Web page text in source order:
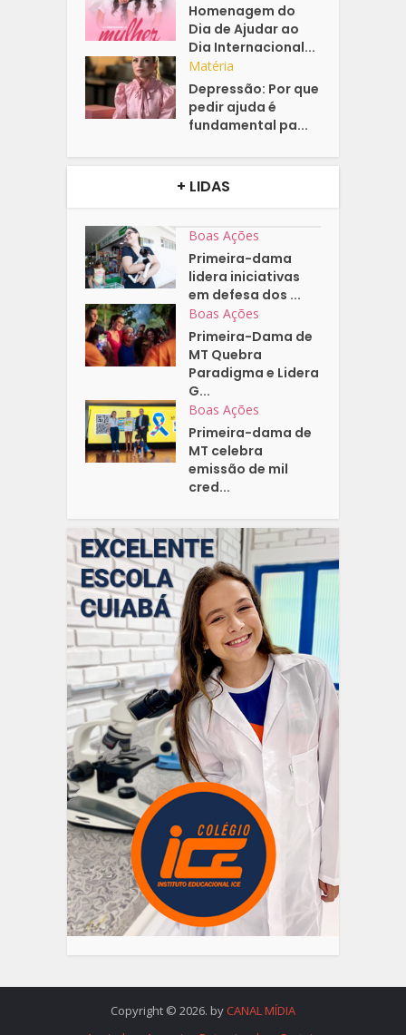
Homenagem do
Dia de Ajudar ao
Dia Internacional...
Matéria
Depressão: Por que
pedir ajuda é
fundamental pa...
+ LIDAS
Boas Ações
Primeira-dama
lidera iniciativas
em defesa dos ...
Boas Ações
Primeira-Dama de
MT Quebra
Paradigma e Lidera
G...
Boas Ações
Primeira-dama de
MT celebra
emissão de mil
cred...
Copyright © 2026. by CANAL MÍDIA